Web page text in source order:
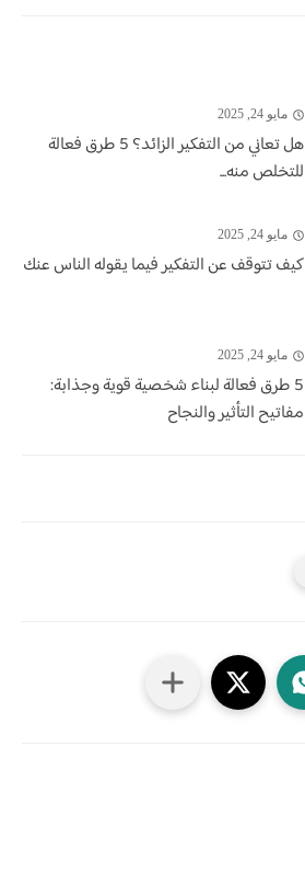
مايو 24, 2025
هل تعاني من التفكير الزائد؟ 5 طرق فعالة
للتخلص منه...
مايو 24, 2025
كيف تتوقف عن التفكير فيما يقوله الناس عنك
مايو 24, 2025
5 طرق فعالة لبناء شخصية قوية وجذابة:
مفاتيح التأثير والنجاح